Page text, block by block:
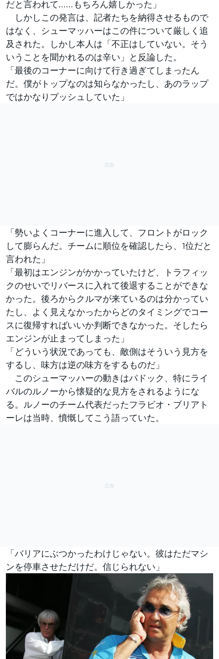
だと言われて……もちろん嬉しかった」
しかしこの発言は、記者たちを納得させるもので
はなく、シューマッハーはこの件について厳しく追
及された。しかし本人は「不正はしていない。そう
いうことを聞かれるのは辛い」と反論した。
「最後のコーナーに向けて行き過ぎてしまったん
だ。僕がトップなのは知らなかったし、あのラップ
ではかなりプッシュしていた」
「勢いよくコーナーに進入して、フロントがロック
して膨らんだ。チームに順位を確認したら、1位だと
言われた」
「最初はエンジンがかかっていたけど、トラフィッ
クのせいでリバースに入れて後退することができな
かった。後ろからクルマが来ているのは分かってい
たし、よく見えなかったからどのタイミングでコー
スに復帰すればいいか判断できなかった。そしたら
エンジンが止まってしまった」
「どういう状況であっても、敵側はそういう見方を
するし、味方は逆の味方をするものだ」
このシューマッハーの動きはパドック、特にライ
バルのルノーから懐疑的な見方をされるようにな
る。ルノーのチーム代表だったフラビオ・ブリアト
ーレは当時、憤慨してこう語っていた。
「バリアにぶつかったわけじゃない。彼はただマシ
ンを停車させただけだ。信じられない」